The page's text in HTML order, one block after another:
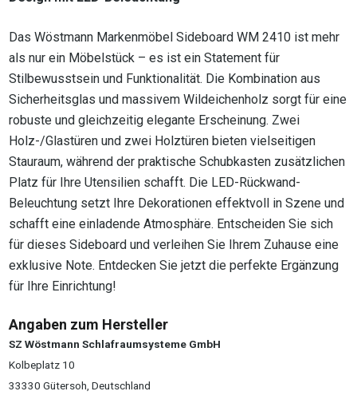
Das Wöstmann Markenmöbel Sideboard WM 2410 ist mehr
als nur ein Möbelstück – es ist ein Statement für
Stilbewusstsein und Funktionalität. Die Kombination aus
Sicherheitsglas und massivem Wildeichenholz sorgt für eine
robuste und gleichzeitig elegante Erscheinung. Zwei
Holz-/Glastüren und zwei Holztüren bieten vielseitigen
Stauraum, während der praktische Schubkasten zusätzlichen
Platz für Ihre Utensilien schafft. Die LED-Rückwand-
Beleuchtung setzt Ihre Dekorationen effektvoll in Szene und
schafft eine einladende Atmosphäre. Entscheiden Sie sich
für dieses Sideboard und verleihen Sie Ihrem Zuhause eine
exklusive Note. Entdecken Sie jetzt die perfekte Ergänzung
für Ihre Einrichtung!
Angaben zum Hersteller
SZ Wöstmann Schlafraumsysteme GmbH
Kolbeplatz 10
33330 Gütersoh, Deutschland